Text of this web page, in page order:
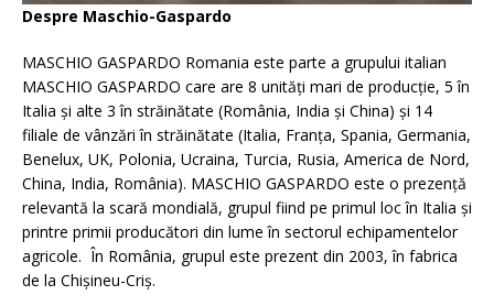
Despre Maschio-Gaspardo
MASCHIO GASPARDO Romania este parte a grupului italian
MASCHIO GASPARDO care are 8 unităţi mari de producţie, 5 în
Italia şi alte 3 în străinătate (România, India şi China) şi 14
filiale de vânzări în străinătate (Italia, Franța, Spania, Germania,
Benelux, UK, Polonia, Ucraina, Turcia, Rusia, America de Nord,
China, India, România). MASCHIO GASPARDO este o prezenţă
relevantă la scară mondială, grupul fiind pe primul loc în Italia și
printre primii producători din lume în sectorul echipamentelor
agricole. În România, grupul este prezent din 2003, în fabrica
de la Chişineu-Criş.